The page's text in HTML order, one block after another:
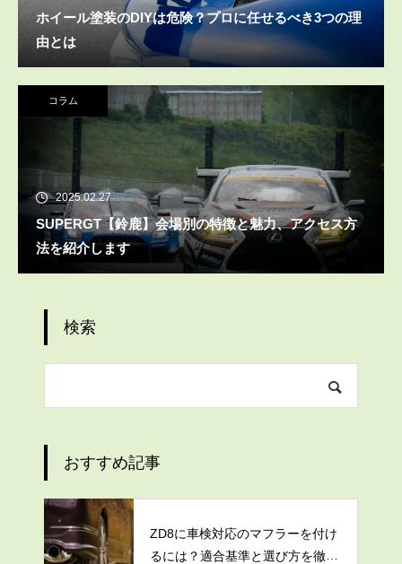
ホイール塗装のDIYは危険？プロに任せるべき3つの理
由とは
コラム
2025.02.27
SUPERGT【鈴鹿】会場別の特徴と魅力、アクセス方
法を紹介します
検索
おすすめ記事
ZD8に車検対応のマフラーを付け
るには？適合基準と選び方を徹底